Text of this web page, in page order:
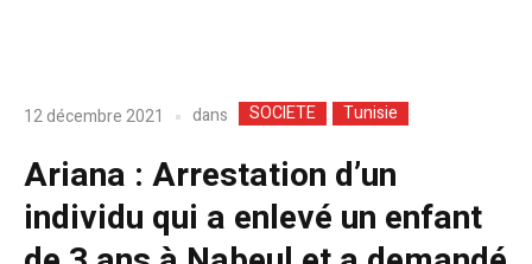
12 décembre 2021 dans SOCIETE Tunisie
Ariana : Arrestation d’un
individu qui a enlevé un enfant